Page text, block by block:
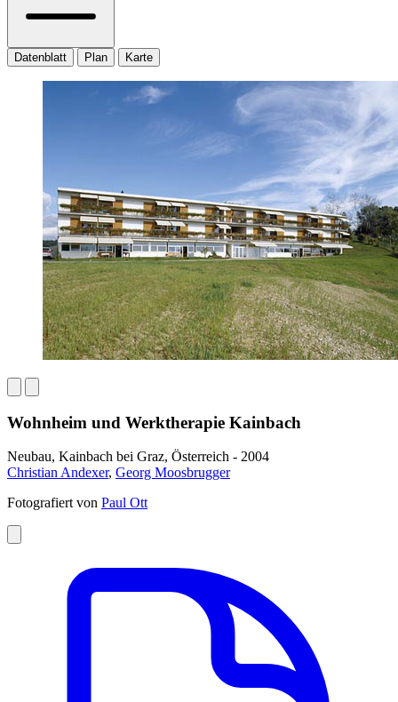
Datenblatt Plan Karte
Wohnheim und Werktherapie Kainbach
Neubau, Kainbach bei Graz, Österreich - 2004
Christian Andexer, Georg Moosbrugger
Fotografiert von Paul Ott